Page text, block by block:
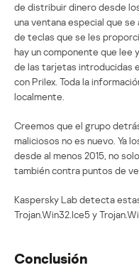
de distribuir dinero desde
una ventana especial que
de teclas que se les
hay un componente que lee
de las tarjetas introducidas
con Prilex. Toda la
localmente.
Creemos que el grupo
maliciosos no es nuevo. Ya
desde al menos 2015, no
también contra puntos de
Kaspersky Lab detecta
Trojan.Win32.Ice5 y
Conclusión